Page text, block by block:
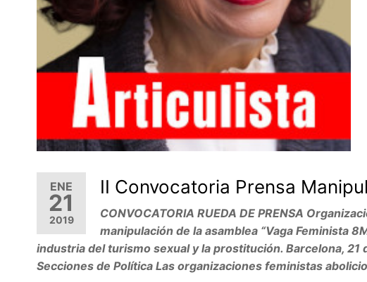
ENE
21
2019
II Convocatoria Prensa
CONVOCATORIA RUEDA DE PRENSA
manipulación de la asamblea “Vaga Feminista
industria del turismo sexual y la prostitución. Barcelona,
Secciones de Política Las organizaciones feministas